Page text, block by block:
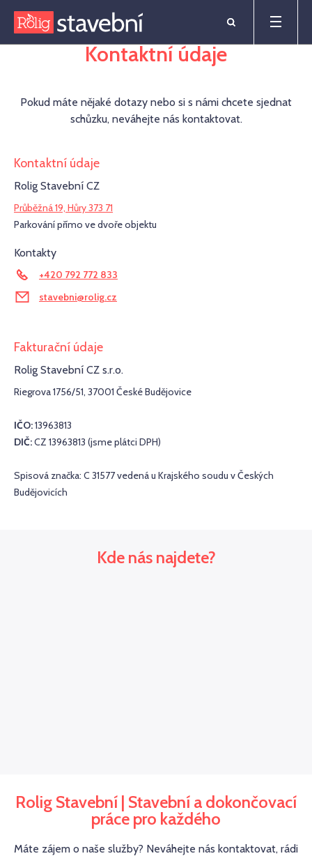
Kontaktní údaje
Pokud máte nějaké dotazy nebo si s námi chcete sjednat
schůzku, neváhejte nás kontaktovat.
Kontaktní údaje
Rolig Stavební CZ
Průběžná 19, Hůry 373 71
Parkování přímo ve dvoře objektu
Kontakty
+420 792 772 833
stavebni@rolig.cz
Fakturační údaje
Rolig Stavební CZ s.r.o.
Riegrova 1756/51, 37001 České Budějovice
IČO:13963813
DIČ:CZ 13963813 (jsme plátci DPH)
Spisová značka: C 31577 vedená u Krajského soudu v Českých
Budějovicích
Kde nás najdete?
Rolig Stavební | Stavební a dokončovací
práce pro každého
Máte zájem o naše služby? Neváhejte nás kontaktovat, rádi